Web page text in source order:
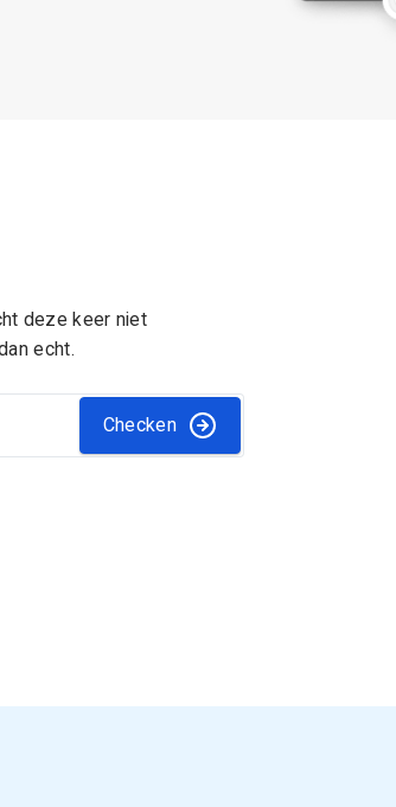
deze keer niet
echt.
Checken